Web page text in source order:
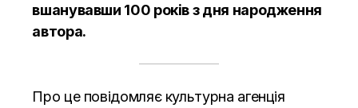
вшанувавши 100 років з дня народження
автора.
Про це повідомляє культурна агенція